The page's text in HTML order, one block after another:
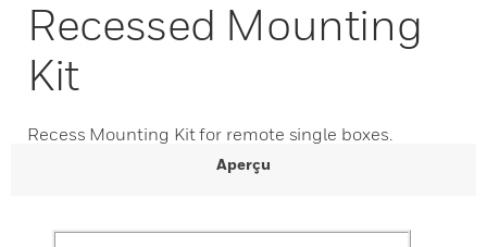
Recessed Mounting
Kit
Recess Mounting Kit for remote single boxes.
Aperçu